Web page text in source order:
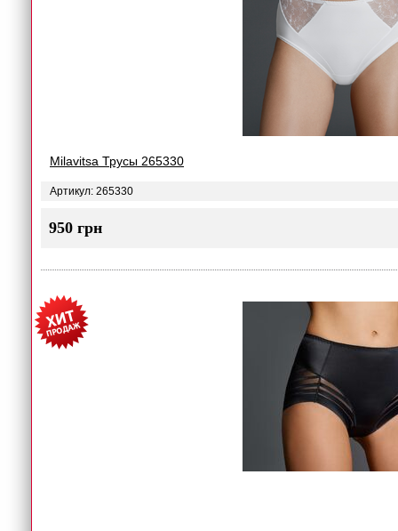
Milavitsa Трусы 265330
Артикул: 265330
950 грн